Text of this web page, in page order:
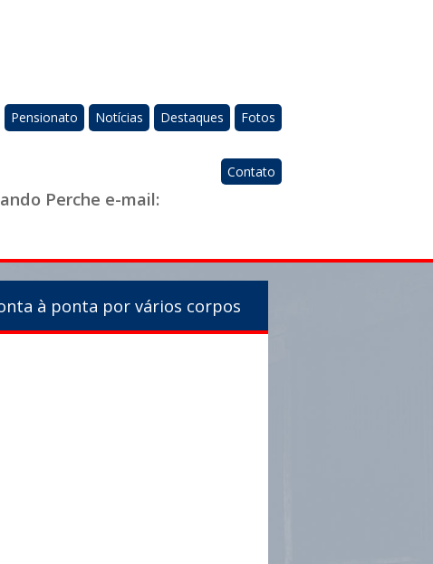
Pensionato Notícias Destaques Fotos
Contato
Perche e-mail:
à ponta por vários corpos